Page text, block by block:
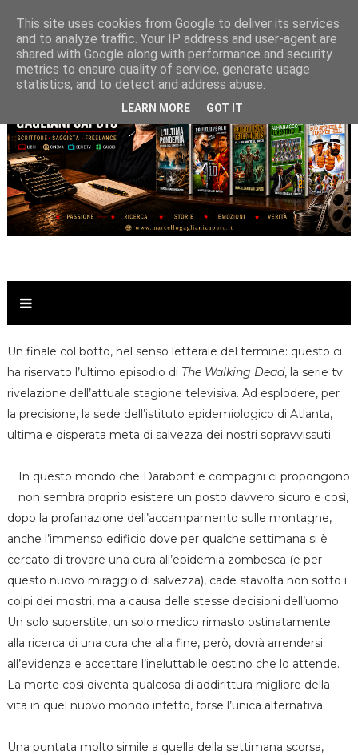
Un finale col botto, nel senso letterale del termine: questo ci
ha riservato l’ultimo episodio di The Walking Dead, la serie tv
rivelazione dell’attuale stagione televisiva. Ad esplodere, per
la precisione, la sede dell’istituto epidemiologico di Atlanta,
ultima e disperata meta di salvezza dei nostri sopravvissuti.
In questo mondo che Darabont e compagni ci propongono
non sembra proprio esistere un posto davvero sicuro e così,
dopo la profanazione dell’accampamento sulle montagne,
anche l’immenso edificio dove per qualche settimana si è
cercato di trovare una cura all’epidemia zombesca (e per
questo nuovo miraggio di salvezza), cade stavolta non sotto i
colpi dei mostri, ma a causa delle stesse decisioni dell’uomo.
Un solo superstite, un solo medico rimasto ostinatamente
alla ricerca di una cura che alla fine, però, dovrà arrendersi
all’evidenza e accettare l’ineluttabile destino che lo attende.
La morte così diventa qualcosa di addirittura migliore della
vita in quel nuovo mondo infetto, forse l’unica alternativa.
Una puntata molto simile a quella della settimana scorsa,
This site uses cookies from Google to deliver its services
and to analyze traffic. Your IP address and user-agent are
shared with Google along with performance and security
metrics to ensure quality of service, generate usage
statistics, and to detect and address abuse.
LEARN MORE GOT IT